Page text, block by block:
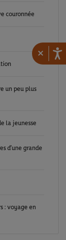
×
couronnée
un peu plus
la jeunesse
d’une grande
: voyage en